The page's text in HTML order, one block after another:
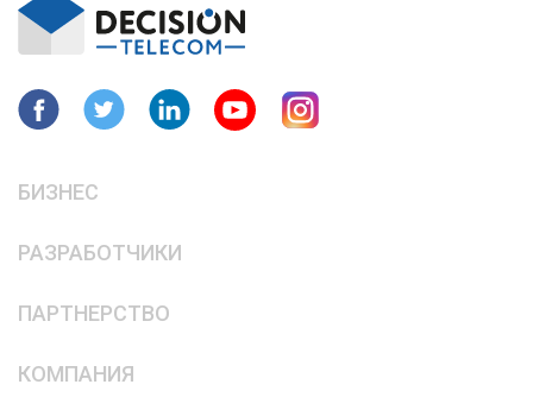
БИЗНЕС
РАЗРАБОТЧИКИ
ПАРТНЕРСТВО
КОМПАНИЯ